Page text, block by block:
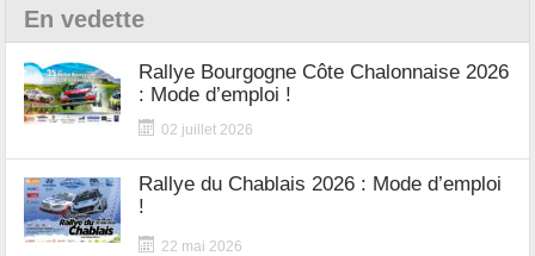
En vedette
Rallye Bourgogne Côte Chalonnaise 2026
: Mode d’emploi !
02 juillet 2026
Rallye du Chablais 2026 : Mode d’emploi
!
22 mai 2026